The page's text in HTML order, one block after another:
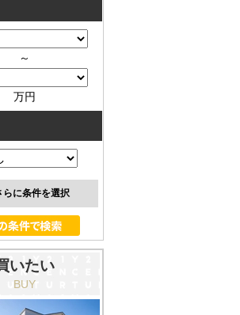
～
万円
らに条件を選択
いたい
BUY